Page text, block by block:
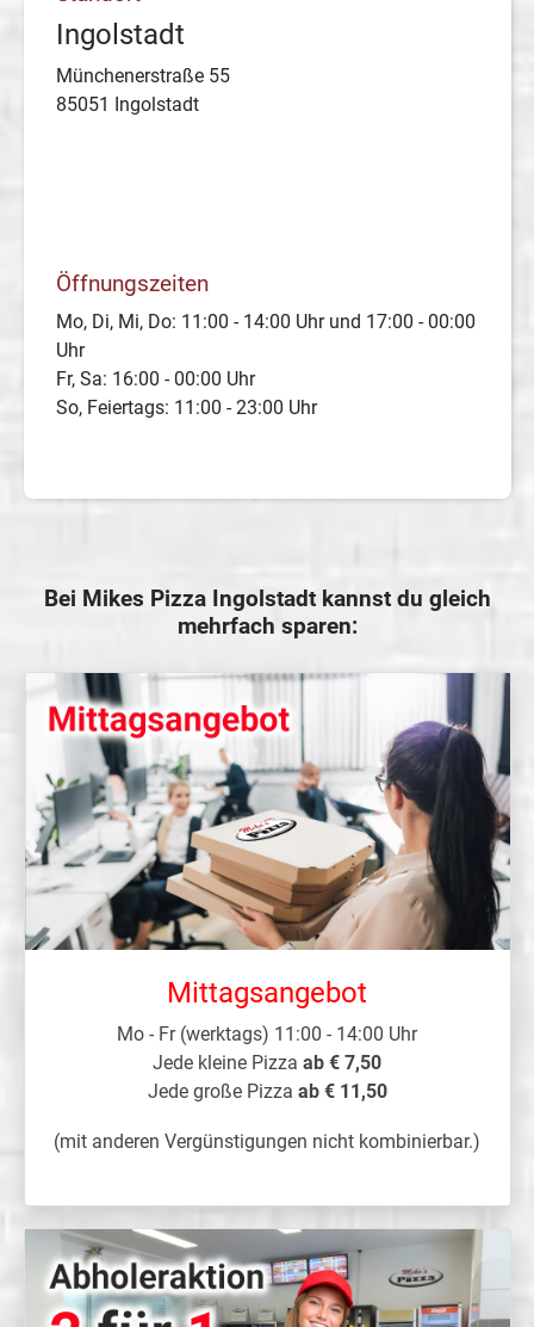
Ingolstadt
Münchenerstraße 55
85051 Ingolstadt
Öffnungszeiten
Mo, Di, Mi, Do: 11:00 - 14:00 Uhr und 17:00 - 00:00
Uhr
Fr, Sa: 16:00 - 00:00 Uhr
So, Feiertags: 11:00 - 23:00 Uhr
Bei Mikes Pizza Ingolstadt kannst du gleich
mehrfach sparen:
Mittagsangebot
Mo - Fr (werktags) 11:00 - 14:00 Uhr
Jede kleine Pizza ab € 7,50
Jede große Pizza ab € 11,50
(mit anderen Vergünstigungen nicht kombinierbar.)